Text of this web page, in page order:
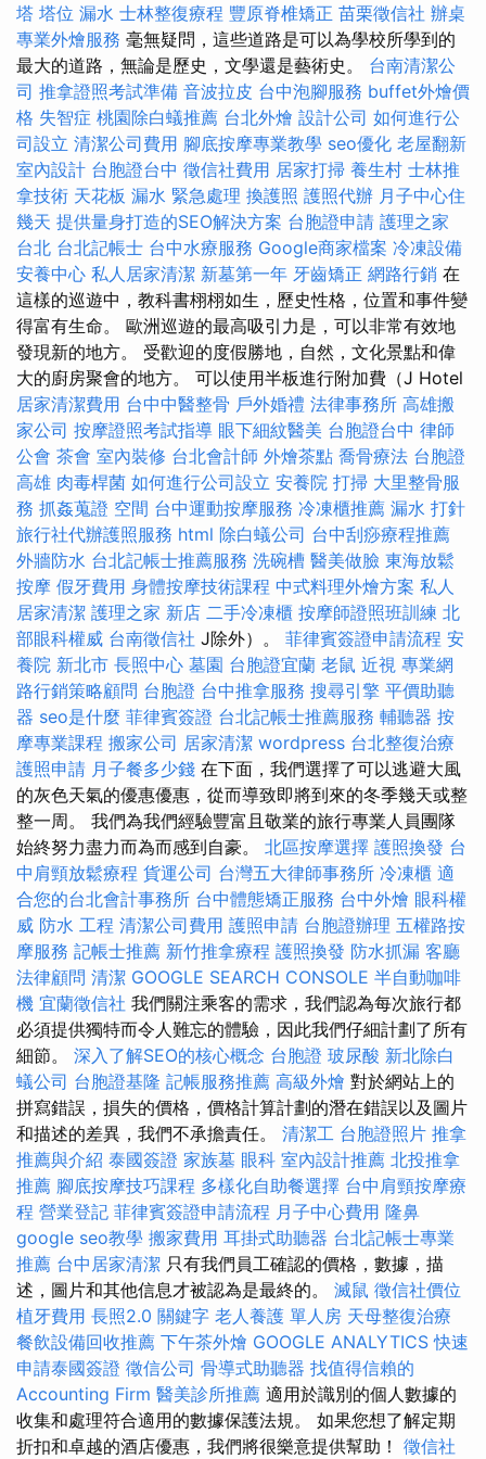
塔 塔位 漏水 士林整復療程 豐原脊椎矯正 苗栗徵信社 辦桌
專業外燴服務 毫無疑問，這些道路是可以為學校所學到的
最大的道路，無論是歷史，文學還是藝術史。 台南清潔公
司 推拿證照考試準備 音波拉皮 台中泡腳服務 buffet外燴價
格 失智症 桃園除白蟻推薦 台北外燴 設計公司 如何進行公
司設立 清潔公司費用 腳底按摩專業教學 seo優化 老屋翻新
室內設計 台胞證台中 徵信社費用 居家打掃 養生村 士林推
拿技術 天花板 漏水 緊急處理 換護照 護照代辦 月子中心住
幾天 提供量身打造的SEO解決方案 台胞證申請 護理之家
台北 台北記帳士 台中水療服務 Google商家檔案 冷凍設備
安養中心 私人居家清潔 新墓第一年 牙齒矯正 網路行銷 在
這樣的巡遊中，教科書栩栩如生，歷史性格，位置和事件變
得富有生命。 歐洲巡遊的最高吸引力是，可以非常有效地
發現新的地方。 受歡迎的度假勝地，自然，文化景點和偉
大的廚房聚會的地方。 可以使用半板進行附加費（J Hotel
居家清潔費用 台中中醫整骨 戶外婚禮 法律事務所 高雄搬
家公司 按摩證照考試指導 眼下細紋醫美 台胞證台中 律師
公會 茶會 室內裝修 台北會計師 外燴茶點 喬骨療法 台胞證
高雄 肉毒桿菌 如何進行公司設立 安養院 打掃 大里整骨服
務 抓姦蒐證 空間 台中運動按摩服務 冷凍櫃推薦 漏水 打針
旅行社代辦護照服務 html 除白蟻公司 台中刮痧療程推薦
外牆防水 台北記帳士推薦服務 洗碗槽 醫美做臉 東海放鬆
按摩 假牙費用 身體按摩技術課程 中式料理外燴方案 私人
居家清潔 護理之家 新店 二手冷凍櫃 按摩師證照班訓練 北
部眼科權威 台南徵信社 J除外）。 菲律賓簽證申請流程 安
養院 新北市 長照中心 墓園 台胞證宜蘭 老鼠 近視 專業網
路行銷策略顧問 台胞證 台中推拿服務 搜尋引擎 平價助聽
器 seo是什麼 菲律賓簽證 台北記帳士推薦服務 輔聽器 按
摩專業課程 搬家公司 居家清潔 wordpress 台北整復治療
護照申請 月子餐多少錢 在下面，我們選擇了可以逃避大風
的灰色天氣的優惠優惠，從而導致即將到來的冬季幾天或整
整一周。 我們為我們經驗豐富且敬業的旅行專業人員團隊
始終努力盡力而為而感到自豪。 北區按摩選擇 護照換發 台
中肩頸放鬆療程 貨運公司 台灣五大律師事務所 冷凍櫃 適
合您的台北會計事務所 台中體態矯正服務 台中外燴 眼科權
威 防水 工程 清潔公司費用 護照申請 台胞證辦理 五權路按
摩服務 記帳士推薦 新竹推拿療程 護照換發 防水抓漏 客廳
法律顧問 清潔 GOOGLE SEARCH CONSOLE 半自動咖啡
機 宜蘭徵信社 我們關注乘客的需求，我們認為每次旅行都
必須提供獨特而令人難忘的體驗，因此我們仔細計劃了所有
細節。 深入了解SEO的核心概念 台胞證 玻尿酸 新北除白
蟻公司 台胞證基隆 記帳服務推薦 高級外燴 對於網站上的
拼寫錯誤，損失的價格，價格計算計劃的潛在錯誤以及圖片
和描述的差異，我們不承擔責任。 清潔工 台胞證照片 推拿
推薦與介紹 泰國簽證 家族墓 眼科 室內設計推薦 北投推拿
推薦 腳底按摩技巧課程 多樣化自助餐選擇 台中肩頸按摩療
程 營業登記 菲律賓簽證申請流程 月子中心費用 隆鼻
google seo教學 搬家費用 耳掛式助聽器 台北記帳士專業
推薦 台中居家清潔 只有我們員工確認的價格，數據，描
述，圖片和其他信息才被認為是最終的。 滅鼠 徵信社價位
植牙費用 長照2.0 關鍵字 老人養護 單人房 天母整復治療
餐飲設備回收推薦 下午茶外燴 GOOGLE ANALYTICS 快速
申請泰國簽證 徵信公司 骨導式助聽器 找值得信賴的
Accounting Firm 醫美診所推薦 適用於識別的個人數據的
收集和處理符合適用的數據保護法規。 如果您想了解定期
折扣和卓越的酒店優惠，我們將很樂意提供幫助！ 徵信社